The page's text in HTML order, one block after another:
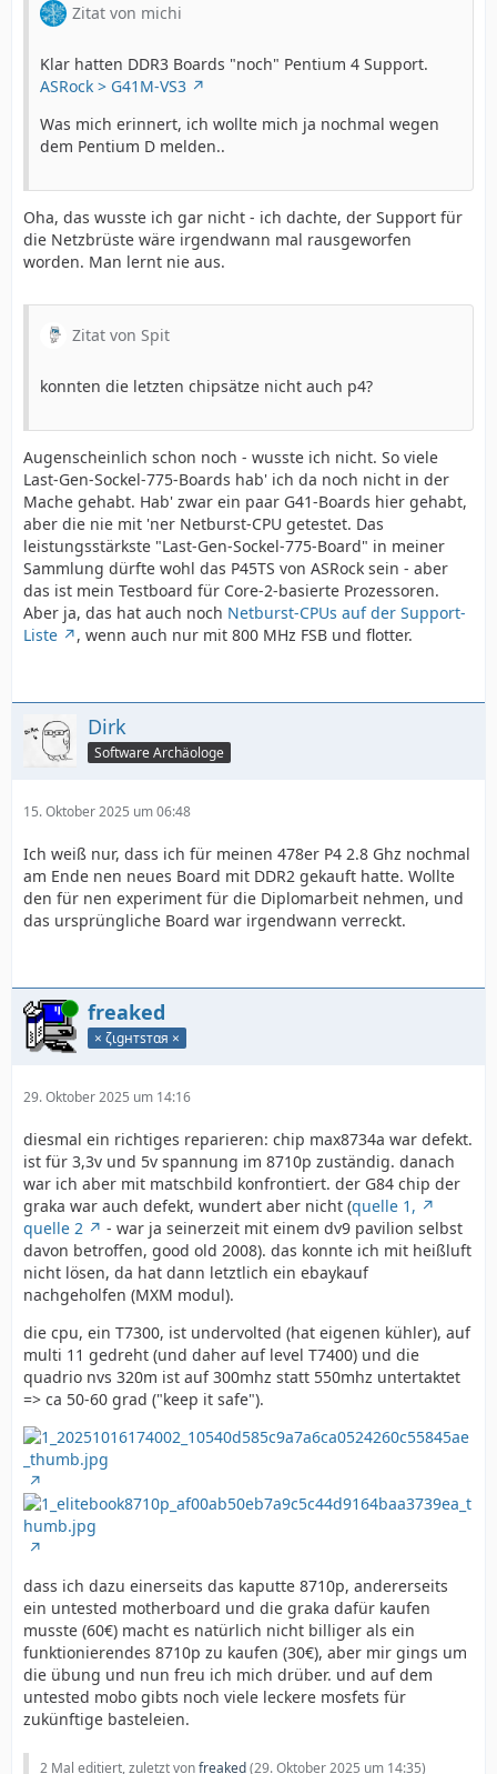
Zitat von michi
Klar hatten DDR3 Boards "noch" Pentium 4 Support.
ASRock > G41M-VS3
Was mich erinnert, ich wollte mich ja nochmal wegen
dem Pentium D melden..
Oha, das wusste ich gar nicht - ich dachte, der Support für
die Netzbrüste wäre irgendwann mal rausgeworfen
worden. Man lernt nie aus.
Zitat von Spit
konnten die letzten chipsätze nicht auch p4?
Augenscheinlich schon noch - wusste ich nicht. So viele
Last-Gen-Sockel-775-Boards hab' ich da noch nicht in der
Mache gehabt. Hab' zwar ein paar G41-Boards hier gehabt,
aber die nie mit 'ner Netburst-CPU getestet. Das
leistungsstärkste "Last-Gen-Sockel-775-Board" in meiner
Sammlung dürfte wohl das P45TS von ASRock sein - aber
das ist mein Testboard für Core-2-basierte Prozessoren.
Aber ja, das hat auch noch Netburst-CPUs auf der Support-
Liste
, wenn auch nur mit 800 MHz FSB und flotter.
Dirk
Software Archäologe
15. Oktober 2025 um 06:48
Ich weiß nur, dass ich für meinen 478er P4 2.8 Ghz nochmal
am Ende nen neues Board mit DDR2 gekauft hatte. Wollte
den für nen experiment für die Diplomarbeit nehmen, und
das ursprüngliche Board war irgendwann verreckt.
Online freaked
× ζιgнтѕтαя ×
29. Oktober 2025 um 14:16
diesmal ein richtiges reparieren: chip max8734a war defekt.
ist für 3,3v und 5v spannung im 8710p zuständig. danach
war ich aber mit matschbild konfrontiert. der G84 chip der
graka war auch defekt, wundert aber nicht (quelle 1,
quelle 2
- war ja seinerzeit mit einem dv9 pavilion selbst
davon betroffen, good old 2008). das konnte ich mit heißluft
nicht lösen, da hat dann letztlich ein ebaykauf
nachgeholfen (MXM modul).
die cpu, ein T7300, ist undervolted (hat eigenen kühler), auf
multi 11 gedreht (und daher auf level T7400) und die
quadrio nvs 320m ist auf 300mhz statt 550mhz untertaktet
=> ca 50-60 grad ("keep it safe").
dass ich dazu einerseits das kaputte 8710p, andererseits
ein untested motherboard und die graka dafür kaufen
musste (60€) macht es natürlich nicht billiger als ein
funktionierendes 8710p zu kaufen (30€), aber mir gings um
die übung und nun freu ich mich drüber. und auf dem
untested mobo gibts noch viele leckere mosfets für
zukünftige basteleien.
2 Mal editiert, zuletzt vonfreaked(29. Oktober 2025 um 14:35)